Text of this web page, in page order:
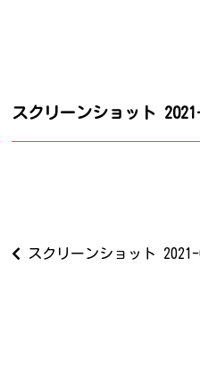
スクリーンショット
スクリーンショット